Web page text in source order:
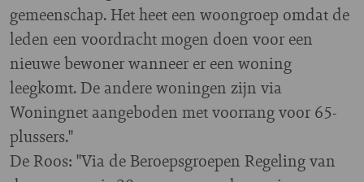
gemeenschap. Het heet een woongroep omdat de
leden een voordracht mogen doen voor een
nieuwe bewoner wanneer er een woning
leegkomt. De andere woningen zijn via
Woningnet aangeboden met voorrang voor 65-
plussers."
De Roos: "Via de Beroepsgroepen Regeling van